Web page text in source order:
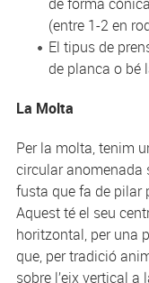
(entre 1-2 en
El tipus de
de planca o bé
La Molta
Per la molta, tenim
circular anomenada
fusta que fa de pilar
Aquest té el seu
horitzontal, per una
que, per tradició
sobre l’eix vertical a